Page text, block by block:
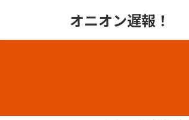
オニオン遅報！